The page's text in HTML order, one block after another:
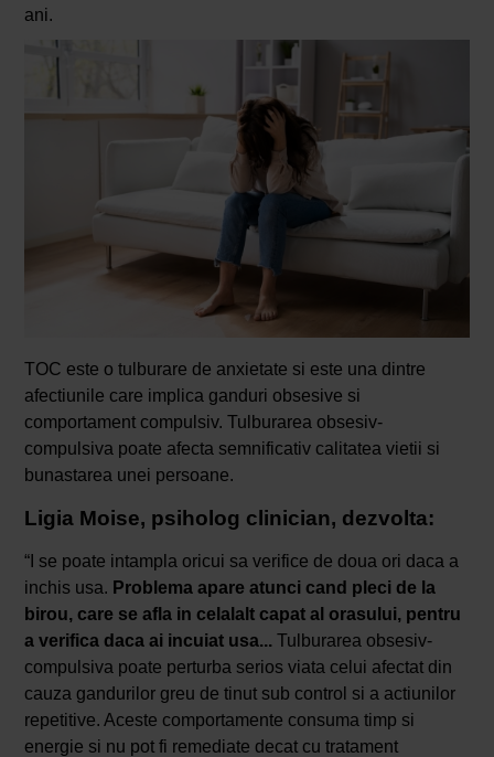
ani.
TOC este o tulburare de anxietate si este una dintre
afectiunile care implica ganduri obsesive si
comportament compulsiv. Tulburarea obsesiv-
compulsiva poate afecta semnificativ calitatea vietii si
bunastarea unei persoane.
Ligia Moise, psiholog clinician, dezvolta:
“I se poate intampla oricui sa verifice de doua ori daca a
inchis usa. Problema apare atunci cand pleci de la
birou, care se afla in celalalt capat al orasului, pentru
a verifica daca ai incuiat usa... Tulburarea obsesiv-
compulsiva poate perturba serios viata celui afectat din
cauza gandurilor greu de tinut sub control si a actiunilor
repetitive. Aceste comportamente consuma timp si
energie si nu pot fi remediate decat cu tratament